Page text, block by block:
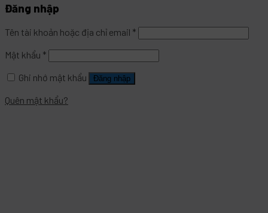
Đăng nhập
Tên tài khoản hoặc địa chỉ email *
Mật khẩu *
Ghi nhớ mật khẩu
Đăng nhập
Quên mật khẩu?